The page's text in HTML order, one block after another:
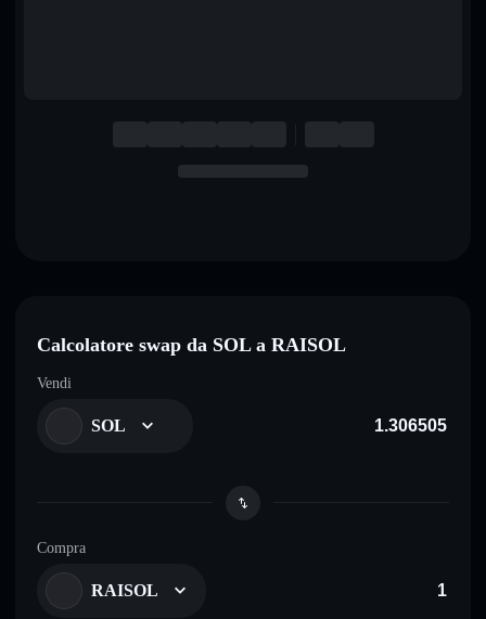
Calcolatore swap da SOL a RAISOL
Vendi
SOL
Compra
RAISOL